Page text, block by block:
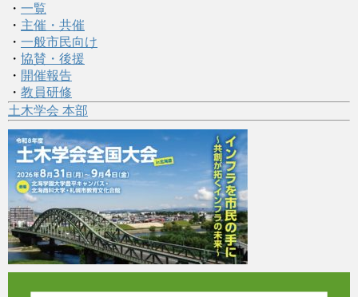
・ 一覧
・ 主催・共催
・ 一般市民向け
・ 協賛・後援
・ 開催報告
・ 教員研修
土木学会 本部